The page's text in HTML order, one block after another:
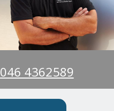
046 4362589